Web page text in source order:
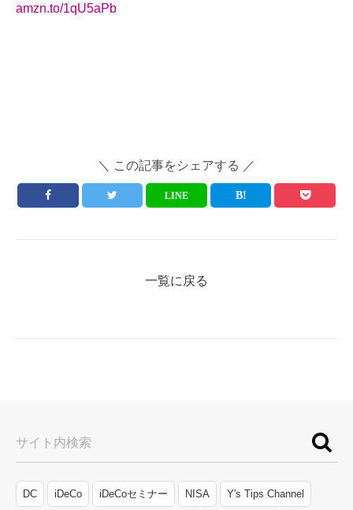
amzn.to/1qU5aPb
＼ この記事をシェアする ／
LINE
一覧に戻る
サイト内検索
DC iDeCo iDeCoセミナー NISA Y's Tips Channel